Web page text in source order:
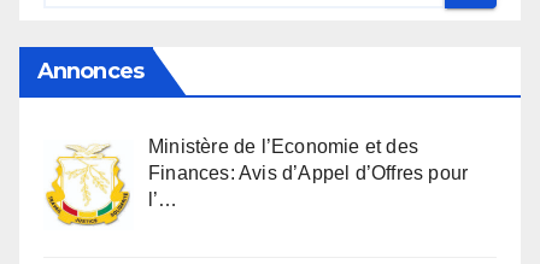
Annonces
Ministère de l’Economie et des
Finances: Avis d’Appel d’Offres pour
l’…